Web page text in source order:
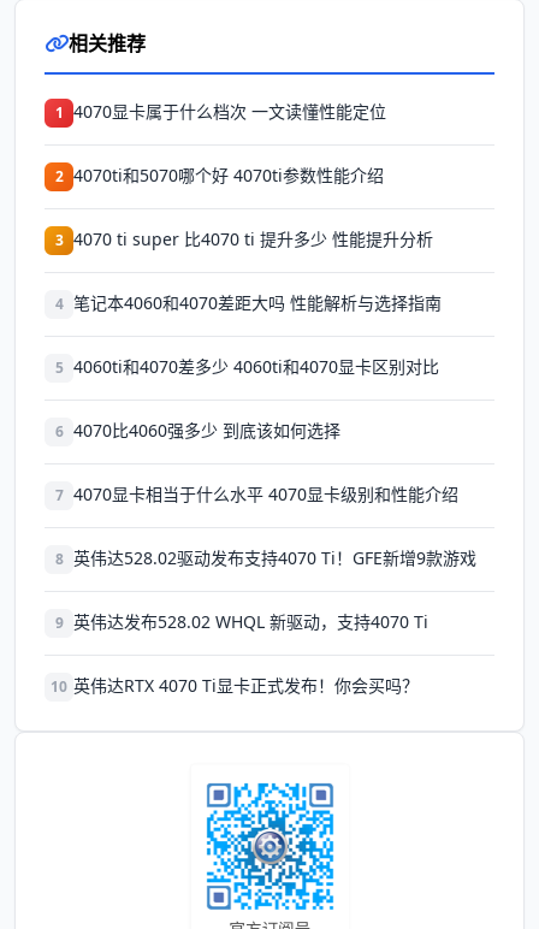
相关推荐
1 4070显卡属于什么档次 一文读懂性能定位
2 4070ti和5070哪个好 4070ti参数性能介绍
3 4070 ti super 比4070 ti 提升多少 性能提升分析
4 笔记本4060和4070差距大吗 性能解析与选择指南
5 4060ti和4070差多少 4060ti和4070显卡区别对比
6 4070比4060强多少 到底该如何选择
7 4070显卡相当于什么水平 4070显卡级别和性能介绍
8 英伟达528.02驱动发布支持4070 Ti！GFE新增9款游戏
9 英伟达发布528.02 WHQL 新驱动，支持4070 Ti
10 英伟达RTX 4070 Ti显卡正式发布！你会买吗？